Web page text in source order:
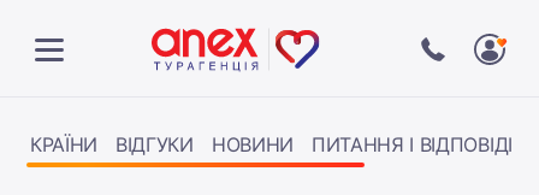
КРАЇНИ ВІДГУКИ НОВИНИ ПИТАННЯ І ВІДПОВІДІ